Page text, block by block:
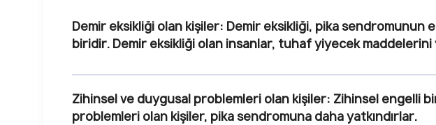
Demir eksikliği olan kişiler: Demir eksikliği, pika sendromunun
biridir. Demir eksikliği olan insanlar, tuhaf yiyecek
Zihinsel ve duygusal problemleri olan kişiler: Zihinsel engelli
problemleri olan kişiler, pika sendromuna daha yatkındırlar.